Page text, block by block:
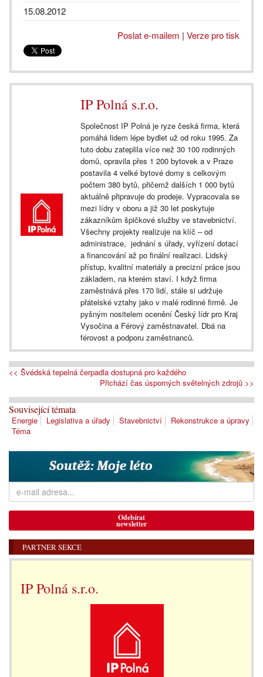
15.08.2012
Poslat e-mailem | Verze pro tisk
IP Polná s.r.o.
Společnost IP Polná je ryze česká firma, která
pomáhá lidem lépe bydlet už od roku 1995. Za
tuto dobu zateplila více než 30 100 rodinných
domů, opravila přes 1 200 bytovek a v Praze
postavila 4 velké bytové domy s celkovým
počtem 380 bytů, přičemž dalších 1 000 bytů
aktuálně připravuje do prodeje. Vypracovala se
mezi lídry v oboru a již 30 let poskytuje
zákazníkům špičkové služby ve stavebnictví.
Všechny projekty realizuje na klíč – od
administrace, jednání s úřady, vyřízení dotací
a financování až po finální realizaci. Lidský
přístup, kvalitní materiály a precizní práce jsou
základem, na kterém staví. I když firma
zaměstnává přes 170 lidí, stále si udržuje
přátelské vztahy jako v malé rodinné firmě. Je
pyšným nositelem ocenění Český lídr pro Kraj
Vysočina a Férový zaměstnavatel. Dbá na
férovost a podporu zaměstnanců.
<< Švédská tepelná čerpadla dostupná pro každého
Přichází čas úsporných světelných zdrojů >>
Související témata
Energie Legislativa a úřady Stavebnictví
Rekonstrukce a úpravy
Téma
Odebírat
newsletter
PARTNER SEKCE
IP Polná s.r.o.